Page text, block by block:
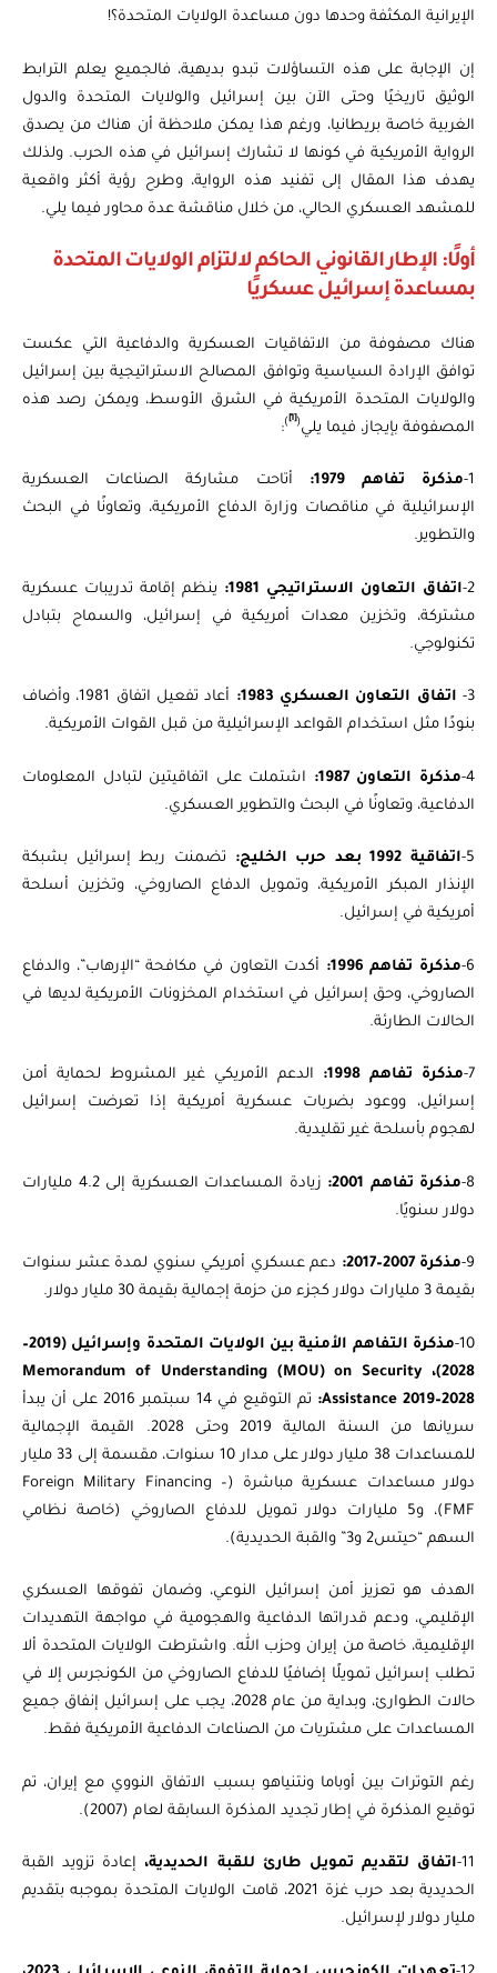
الإيرانية المكثفة وحدها دون مساعدة الولايات المتحدة؟!
إن الإجابة على هذه التساؤلات تبدو بديهية، فالجميع يعلم الترابط
الوثيق تاريخيًا وحتى الآن بين إسرائيل والولايات المتحدة والدول
الغربية خاصة بريطانيا، ورغم هذا يمكن ملاحظة أن هناك من يصدق
الرواية الأمريكية في كونها لا تشارك إسرائيل في هذه الحرب. ولذلك
يهدف هذا المقال إلى تفنيد هذه الرواية، وطرح رؤية أكثر واقعية
للمشهد العسكري الحالي، من خلال مناقشة عدة محاور فيما يلي.
أولًا: الإطار القانوني الحاكم لالتزام الولايات المتحدة
بمساعدة إسرائيل عسكريًا
هناك مصفوفة من الاتفاقيات العسكرية والدفاعية التي عكست
توافق الإرادة السياسية وتوافق المصالح الاستراتيجية بين إسرائيل
والولايات المتحدة الأمريكية في الشرق الأوسط، ويمكن رصد هذه
المصفوفة بإيجاز، فيما يلي
)
مذكرة تفاهم 1979:
أتاحت مشاركة الصناعات العسكرية
الإسرائيلية في مناقصات وزارة الدفاع الأمريكية، وتعاونًا في البحث
والتطوير.
اتفاق التعاون الاستراتيجي 1981:
ينظم إقامة تدريبات عسكرية
مشتركة، وتخزين معدات أمريكية في إسرائيل، والسماح بتبادل
تكنولوجي.
اتفاق التعاون العسكري 1983:
أعاد تفعيل اتفاق 1981، وأضاف
بنودًا مثل استخدام القواعد الإسرائيلية من قبل القوات الأمريكية.
مذكرة التعاون 1987:
اشتملت على اتفاقيتين لتبادل المعلومات
الدفاعية، وتعاونًا في البحث والتطوير العسكري.
اتفاقية 1992 بعد حرب الخليج:
تضمنت ربط إسرائيل بشبكة
الإنذار المبكر الأمريكية، وتمويل الدفاع الصاروخي، وتخزين أسلحة
أمريكية في إسرائيل.
مذكرة تفاهم 1996:
أكدت التعاون في مكافحة “الإرهاب”، والدفاع
الصاروخي، وحق إسرائيل في استخدام المخزونات الأمريكية لديها في
الحالات الطارئة.
مذكرة تفاهم 1998:
الدعم الأمريكي غير المشروط لحماية أمن
إسرائيل، ووعود بضربات عسكرية أمريكية إذا تعرضت إسرائيل
لهجوم بأسلحة غير تقليدية.
مذكرة تفاهم 2001:
زيادة المساعدات العسكرية إلى 4.2 مليارات
دولار سنويًا.
مذكرة 2007–2017:
دعم عسكري أمريكي سنوي لمدة عشر سنوات
بقيمة 3 مليارات دولار كجزء من حزمة إجمالية بقيمة 30 مليار دولار.
10-
مذكرة التفاهم الأمنية بين الولايات المتحدة وإسرائيل (2019–
2028)، Memorandum of Understanding (MOU) on Security
Assistance 2019–2028:
تم التوقيع في 14 سبتمبر 2016 على أن يبدأ
سريانها من السنة المالية 2019 وحتى 2028. القيمة الإجمالية
للمساعدات 38 مليار دولار على مدار 10 سنوات، مقسمة إلى 33 مليار
دولار مساعدات عسكرية مباشرة (Foreign Military Financing –
FMF)، و5 مليارات دولار تمويل للدفاع الصاروخي (خاصة نظامي
السهم “حيتس2 و3” والقبة الحديدية).
الهدف هو تعزيز أمن إسرائيل النوعي، وضمان تفوقها العسكري
الإقليمي، ودعم قدراتها الدفاعية والهجومية في مواجهة التهديدات
الإقليمية، خاصة من إيران وحزب الله. واشترطت الولايات المتحدة ألا
تطلب إسرائيل تمويلًا إضافيًا للدفاع الصاروخي من الكونجرس إلا في
حالات الطوارئ، وبداية من عام 2028، يجب على إسرائيل إنفاق جميع
المساعدات على مشتريات من الصناعات الدفاعية الأمريكية فقط.
رغم التوترات بين أوباما ونتنياهو بسبب الاتفاق النووي مع إيران، تم
توقيع المذكرة في إطار تجديد المذكرة السابقة لعام (2007).
اتفاق لتقديم تمويل طارئ للقبة الحديدية،إعادة تزويد القبة
الحديدية بعد حرب غزة 2021، قامت الولايات المتحدة بموجبه بتقديم